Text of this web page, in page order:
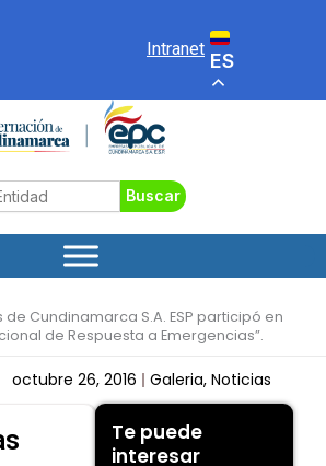
Intranet
ES
Buscar
Cundinamarca S.A. ESP participó en
de Respuesta a Emergencias”.
octubre 26, 2016 Galeria, Noticias
Te puede
interesar